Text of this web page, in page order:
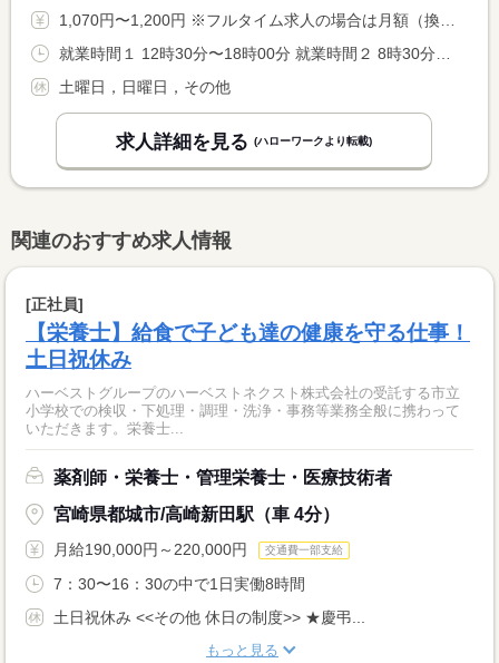
1,070円〜1,200円 ※フルタイム求人の場合は月額（換算額）、パート求人の場合は時間額を表示しています。
土曜日，日曜日，その他
求人詳細を見る (ハローワークより転載)
関連のおすすめ求人情報
[正社員]
【栄養士】給食で子ども達の健康を守る仕事！
土日祝休み
ハーベストグループのハーベストネクスト株式会社の受託する市立
小学校での検収・下処理・調理・洗浄・事務等業務全般に携わって
いただきます。栄養士...
薬剤師・栄養士・管理栄養士・医療技術者
宮崎県都城市/高崎新田駅（車 4分）
月給190,000円～220,000円 交通費一部支給
7：30〜16：30の中で1日実働8時間
土日祝休み <<その他 休日の制度>> ★慶弔...
もっと見る